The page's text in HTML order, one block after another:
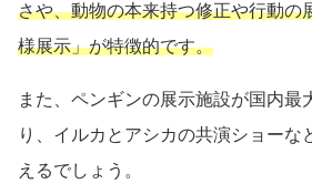
さや、動物の本来持つ修正や行動の
様展示」が特徴的です。
また、ペンギンの展示施設が国内最
り、イルカとアシカの共演ショーな
えるでしょう。